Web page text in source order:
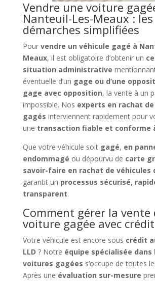
Vendre une voiture
Nanteuil-Les-Meaux : les
démarches simplifiées
Pour vendre un véhicule gagé à
Meaux, il est obligatoire d’obtenir un
situation administrative
éventuelle d’un gage ou d’une
gage avec opposition, la vente à un
impossible. Nos experts en rachat
gagés interviennent rapidement pour
une transaction fiable et conforme
Que votre véhicule soit gagé, en
endommagé ou dépourvu de carte
savoir-faire en rachat de véhicules
garantit un processus sécurisé,
transparent.
Comment gérer la vente
voiture gagée avec
Votre véhicule est encore sous crédit
LLD ? Notre équipe spécialisée dans
voitures gagées s’occupe de toutes
Après une évaluation sur-mesure